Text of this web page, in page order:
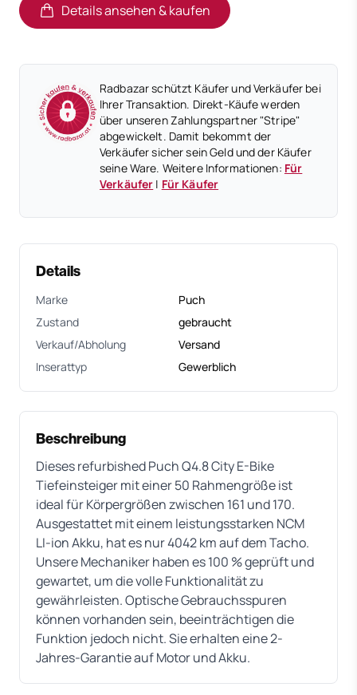
Details ansehen & kaufen
(öffnet in neuem Tab)
(öffnet in neuem Tab)
Radbazar schützt Käufer und Verkäufer bei
Ihrer Transaktion. Direkt-Käufe werden
über unseren Zahlungspartner "Stripe"
abgewickelt. Damit bekommt der
Verkäufer sicher sein Geld und der Käufer
seine Ware. Weitere Informationen: Für
Verkäufer | Für Käufer
Details
Marke
Puch
Zustand
gebraucht
Verkauf/Abholung
Versand
Inserattyp
Gewerblich
Beschreibung
Dieses refurbished Puch Q4.8 City E-Bike
Tiefeinsteiger mit einer 50 Rahmengröße ist
ideal für Körpergrößen zwischen 161 und 170.
Ausgestattet mit einem leistungsstarken NCM
LI-ion Akku, hat es nur 4042 km auf dem Tacho.
Unsere Mechaniker haben es 100 % geprüft und
gewartet, um die volle Funktionalität zu
gewährleisten. Optische Gebrauchsspuren
können vorhanden sein, beeinträchtigen die
Funktion jedoch nicht. Sie erhalten eine 2-
Jahres-Garantie auf Motor und Akku.